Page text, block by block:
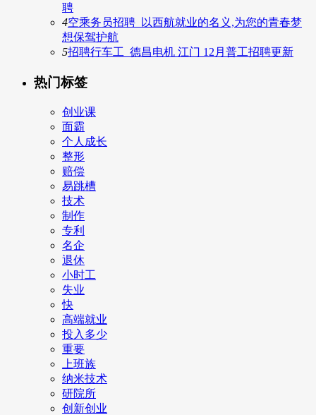
聘
4空乘务员招聘_以西航就业的名义,为您的青春梦
想保驾护航
5招聘行车工_德昌电机 江门 12月普工招聘更新
热门标签
创业课
面霸
个人成长
整形
赔偿
易跳槽
技术
制作
专利
名企
退休
小时工
失业
快
高端就业
投入多少
重要
上班族
纳米技术
研院所
创新创业